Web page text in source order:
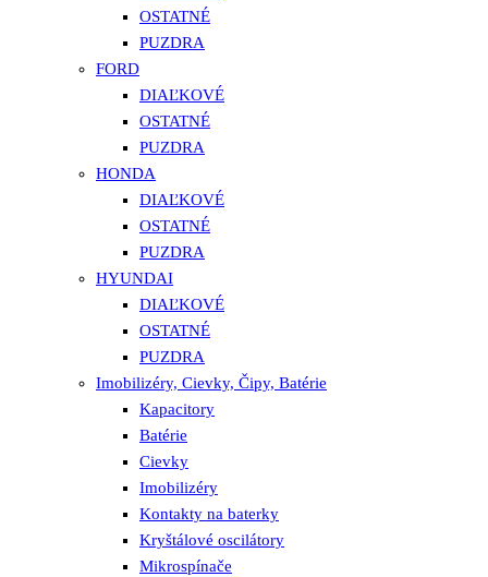
OSTATNÉ
PUZDRA
FORD
DIAĽKOVÉ
OSTATNÉ
PUZDRA
HONDA
DIAĽKOVÉ
OSTATNÉ
PUZDRA
HYUNDAI
DIAĽKOVÉ
OSTATNÉ
PUZDRA
Imobilizéry, Cievky, Čipy, Batérie
Kapacitory
Batérie
Cievky
Imobilizéry
Kontakty na baterky
Kryštálové oscilátory
Mikrospínače